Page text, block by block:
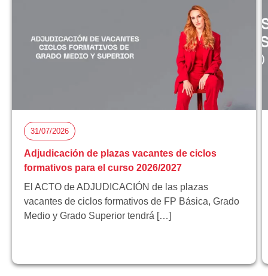
31/07/2026
Adjudicación de plazas vacantes de ciclos
formativos para el curso 2026/2027
El ACTO de ADJUDICACIÓN de las plazas
vacantes de ciclos formativos de FP Básica, Grado
Medio y Grado Superior tendrá […]